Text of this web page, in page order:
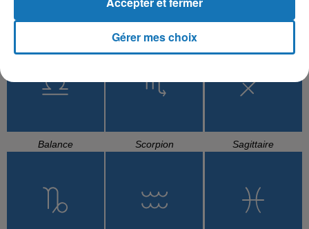
Balance Scorpion Sagittaire
Gérer mes choix